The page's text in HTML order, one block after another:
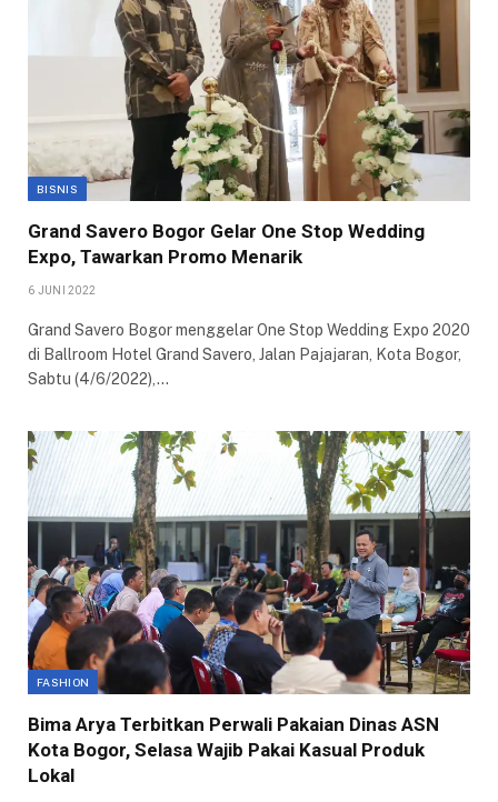
BISNIS
Grand Savero Bogor Gelar One Stop Wedding
Expo, Tawarkan Promo Menarik
6 JUNI 2022
Grand Savero Bogor menggelar One Stop Wedding Expo 2020
di Ballroom Hotel Grand Savero, Jalan Pajajaran, Kota Bogor,
Sabtu (4/6/2022),…
FASHION
Bima Arya Terbitkan Perwali Pakaian Dinas ASN
Kota Bogor, Selasa Wajib Pakai Kasual Produk
Lokal